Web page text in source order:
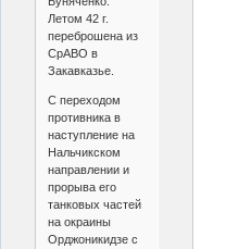
Летом 42 г.
переброшена из
СрАВО в
Закавказье.
С переходом
противника в
наступление на
Нальчикском
направлении и
прорыва его
танковых частей
на окраины
Орджоникидзе с